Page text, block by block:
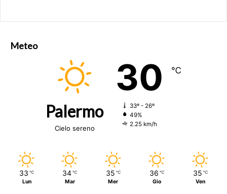
Meteo
Palermo
Cielo sereno
30 ℃
33º - 26º
49%
2.25 km/h
33 ℃
Lun
34 ℃
Mar
35 ℃
Mer
36 ℃
Gio
35 ℃
Ven